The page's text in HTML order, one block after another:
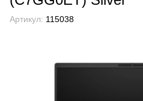
Артикул: 115038